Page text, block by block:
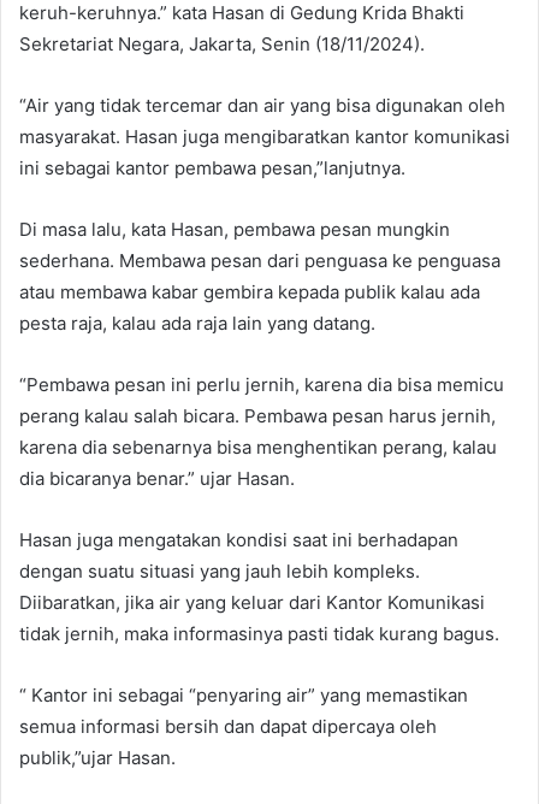
keruh-keruhnya.” kata Hasan di Gedung Krida Bhakti
Sekretariat Negara, Jakarta, Senin (18/11/2024).
“Air yang tidak tercemar dan air yang bisa digunakan oleh
masyarakat. Hasan juga mengibaratkan kantor komunikasi
ini sebagai kantor pembawa pesan,”lanjutnya.
Di masa lalu, kata Hasan, pembawa pesan mungkin
sederhana. Membawa pesan dari penguasa ke penguasa
atau membawa kabar gembira kepada publik kalau ada
pesta raja, kalau ada raja lain yang datang.
“Pembawa pesan ini perlu jernih, karena dia bisa memicu
perang kalau salah bicara. Pembawa pesan harus jernih,
karena dia sebenarnya bisa menghentikan perang, kalau
dia bicaranya benar.” ujar Hasan.
Hasan juga mengatakan kondisi saat ini berhadapan
dengan suatu situasi yang jauh lebih kompleks.
Diibaratkan, jika air yang keluar dari Kantor Komunikasi
tidak jernih, maka informasinya pasti tidak kurang bagus.
“ Kantor ini sebagai “penyaring air” yang memastikan
semua informasi bersih dan dapat dipercaya oleh
publik,”ujar Hasan.